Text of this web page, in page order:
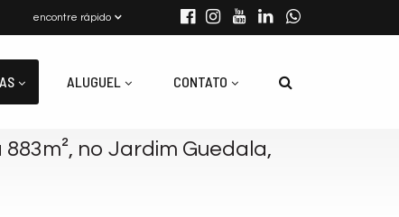
encontre rápido
ALUGUEL CONTATO
no Jardim Guedala,